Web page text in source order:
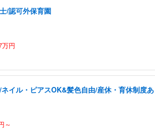
/認可外保育園
万円
イル・ピアスOK&髪色自由/産休・育休制度
～